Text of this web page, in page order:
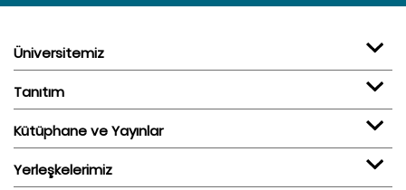
Üniversitemiz
Tanıtım
Kütüphane ve Yayınlar
Yerleşkelerimiz